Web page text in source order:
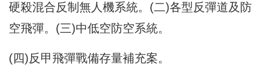
硬殺混合反制無人機系統。(二)各型反彈道及防
空飛彈。(三)中低空防空系統。
(四)反甲飛彈戰備存量補充案。